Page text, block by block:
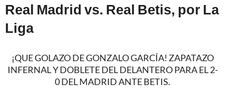
Real Madrid vs. Real Betis, por La
Liga
¡QUE GOLAZO DE GONZALO GARCÍA! ZAPATAZO
INFERNAL Y DOBLETE DEL DELANTERO PARA EL 2-
0 DEL MADRID ANTE BETIS.